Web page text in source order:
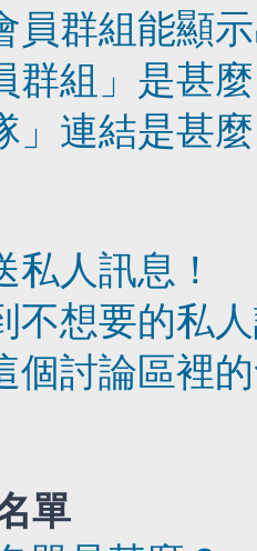
員群組能顯
群組」是甚
」連結是甚
私人訊息！
不想要的私
個討論區裡
單